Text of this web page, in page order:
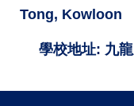
Tong, Kowloon
學校地址: 九